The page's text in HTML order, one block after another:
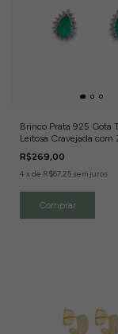
Brinco Prata 925 Gota
Leitosa Cravejada com
R$269,00
4 x de R$67,25 sem juros